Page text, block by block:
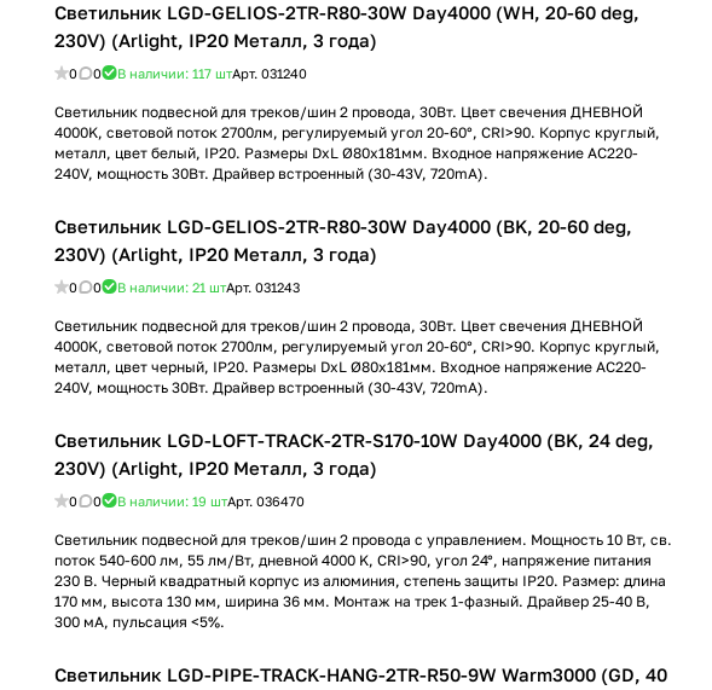
Светильник LGD-GELIOS-2TR-R80-30W Day4000 (WH, 20-60 deg,
230V) (Arlight, IP20 Металл, 3 года)
0 0 В наличии: 117 штАрт. 031240
Светильник подвесной для треков/шин 2 провода, 30Вт. Цвет свечения ДНЕВНОЙ
4000K, световой поток 2700лм, регулируемый угол 20-60°, CRI>90. Корпус круглый,
металл, цвет белый, IP20. Размеры DxL Ø80x181мм. Входное напряжение AC220-
240V, мощность 30Вт. Драйвер встроенный (30-43V, 720mA).
Светильник LGD-GELIOS-2TR-R80-30W Day4000 (BK, 20-60 deg,
230V) (Arlight, IP20 Металл, 3 года)
0 0 В наличии: 21 штАрт. 031243
Светильник подвесной для треков/шин 2 провода, 30Вт. Цвет свечения ДНЕВНОЙ
4000K, световой поток 2700лм, регулируемый угол 20-60°, CRI>90. Корпус круглый,
металл, цвет черный, IP20. Размеры DxL Ø80x181мм. Входное напряжение AC220-
240V, мощность 30Вт. Драйвер встроенный (30-43V, 720mA).
Светильник LGD-LOFT-TRACK-2TR-S170-10W Day4000 (BK, 24 deg,
230V) (Arlight, IP20 Металл, 3 года)
0 0 В наличии: 19 штАрт. 036470
Светильник подвесной для треков/шин 2 провода с управлением. Мощность 10 Вт, св.
поток 540-600 лм, 55 лм/Вт, дневной 4000 K, CRI>90, угол 24°, напряжение питания
230 В. Черный квадратный корпус из алюминия, степень защиты IP20. Размер: длина
170 мм, высота 130 мм, ширина 36 мм. Монтаж на трек 1-фазный. Драйвер 25-40 В,
300 мА, пульсация <5%.
Светильник LGD-PIPE-TRACK-HANG-2TR-R50-9W Warm3000 (GD, 40